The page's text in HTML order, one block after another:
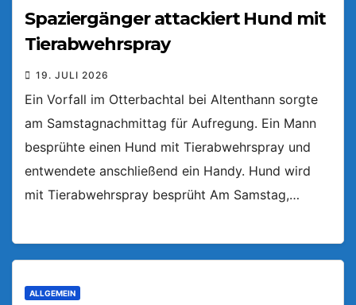
Spaziergänger attackiert Hund mit
Tierabwehrspray
19. JULI 2026
Ein Vorfall im Otterbachtal bei Altenthann sorgte
am Samstagnachmittag für Aufregung. Ein Mann
besprühte einen Hund mit Tierabwehrspray und
entwendete anschließend ein Handy. Hund wird
mit Tierabwehrspray besprüht Am Samstag,…
ALLGEMEIN